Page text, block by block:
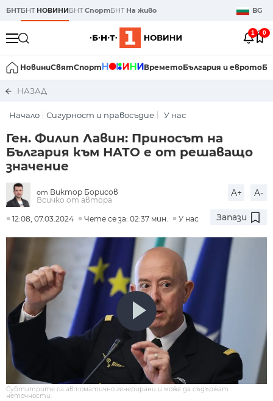
БНТБНТ НОВИНИБНТСпортБНТ На живо BG
1 0
НовиниСвятСпорт ВреметоБългария и еврото
НАЗАД
Начало Сигурност и правосъдие У нас
Ген. Филип Лавин: Приносът на
България към НАТО е от решаващо
значение
от Виктор Борисов
Всичко от автора
A+ A-
12:08, 07.03.2024 Чете се за: 02:37 мин. У нас Запази
Субтитрите са автоматично генерирани и може да съдържат
неточности.